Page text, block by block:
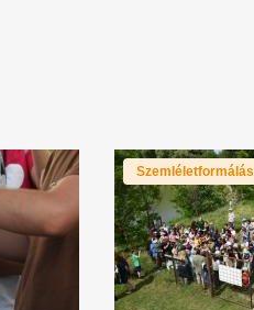
Szemléletformálás